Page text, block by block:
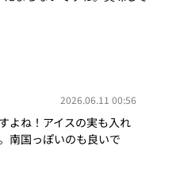
2026.06.11 00:56
よね！アイスの実も入れ
南国っぽいのも良いで